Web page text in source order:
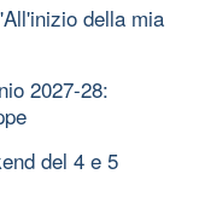
della mia
2027-28:
del 4 e 5